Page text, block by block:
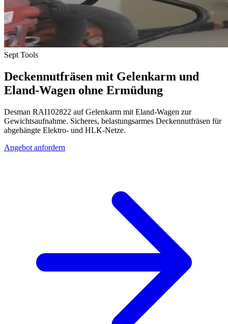
Sept Tools
Deckennutfräsen mit Gelenkarm und
Eland-Wagen ohne Ermüdung
Desman RAI102822 auf Gelenkarm mit Eland-Wagen zur
Gewichtsaufnahme. Sicheres, belastungsarmes Deckennutfräsen für
abgehängte Elektro- und HLK-Netze.
Angebot anfordern